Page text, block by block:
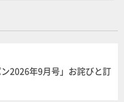
ン2026年9月号」お詫びと訂